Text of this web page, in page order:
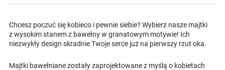
Chcesz poczuć się kobieco i pewnie siebie? Wybierz nasze majtki
z wysokim stanem z bawełny w granatowym motywie! Ich
niezwykły design skradnie Twoje serce już na pierwszy rzut oka.
Majtki bawełniane zostały zaprojektowane z myślą o kobietach